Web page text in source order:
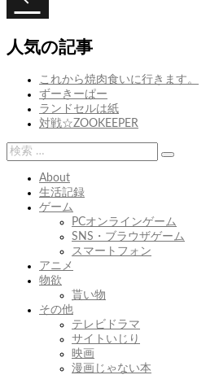
稿
ビ
ョ
の
投
故
の
人気の記事
これから焼肉食いに行きます。
ずーきーぱー
ランドセルは紙
対戦☆ZOOKEEPER
検
索:
検
About
生活記録
ゲーム
PCオンラインゲーム
SNS・ブラウザゲーム
スマートフォン
アニメ
物欲
貰い物
その他
テレビドラマ
サイトいじり
映画
漫画じゃない本